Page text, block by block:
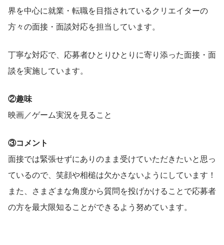
界を中心に就業・転職を目指されているクリエイターの
方々の面接・面談対応を担当しています。
丁寧な対応で、応募者ひとりひとりに寄り添った面接・面
談を実施しています。
②趣味
映画／ゲーム実況を見ること
③コメント
面接では緊張せずにありのまま受けていただきたいと思っ
ているので、笑顔や相槌は欠かさないようにしています！
また、さまざまな角度から質問を投げかけることで応募者
の方を最大限知ることができるよう努めています。